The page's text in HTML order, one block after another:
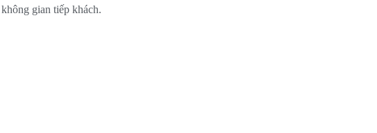
gian tiếp khách.